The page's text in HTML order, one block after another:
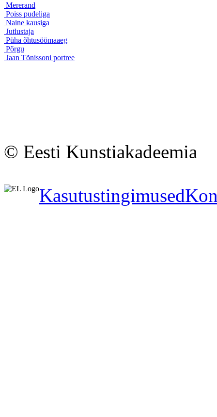
Mererand
Poiss pudeliga
Naine kausiga
Jutlustaja
Püha õhtusöömaaeg
Põrgu
Jaan Tõnissoni portree
© Eesti Kunstiakadeemia
Kasutustingimused